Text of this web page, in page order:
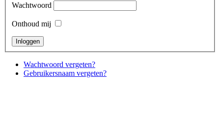
Wachtwoord
Onthoud mij
Wachtwoord vergeten?
Gebruikersnaam vergeten?